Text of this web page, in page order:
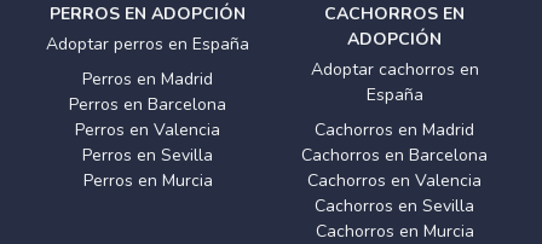
PERROS EN ADOPCIÓN
Adoptar perros en España
Perros en Madrid
Perros en Barcelona
Perros en Valencia
Perros en Sevilla
Perros en Murcia
CACHORROS EN
ADOPCIÓN
Adoptar cachorros en
España
Cachorros en Madrid
Cachorros en Barcelona
Cachorros en Valencia
Cachorros en Sevilla
Cachorros en Murcia